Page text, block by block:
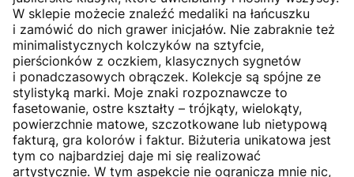
W sklepie możecie znaleźć medaliki na łańcuszku
i zamówić do nich grawer inicjałów. Nie zabraknie też
minimalistycznych kolczyków na sztyfcie,
pierścionków z oczkiem, klasycznych sygnetów
i ponadczasowych obrączek. Kolekcje są spójne ze
stylistyką marki. Moje znaki rozpoznawcze to
fasetowanie, ostre kształty – trójkąty, wielokąty,
powierzchnie matowe, szczotkowane lub nietypową
fakturą, gra kolorów i faktur. Biżuteria unikatowa jest
tym co najbardziej daje mi się realizować
artystycznie. W tym aspekcie nie ogranicza mnie nic,